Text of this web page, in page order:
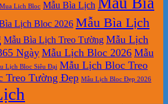
Mua Lich Bloc Mẫu Bìa Lịch
Lịch Bloc 2026 Mẫu Bìa Lịch
Mẫu Bìa Lịch Treo Tường Mẫu Lịch
Ngày Mẫu Lịch Bloc 2026 Mẫu
Lịch Bloc Siêu Đại Mẫu Lịch Bloc Treo
Treo Tường Đẹp Mẫu Lịch Bloc Đẹp 2026